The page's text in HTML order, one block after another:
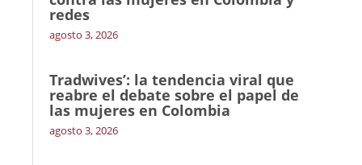
redes
agosto 3, 2026
Tradwives’: la tendencia viral que
reabre el debate sobre el papel de
las mujeres en Colombia
agosto 3, 2026